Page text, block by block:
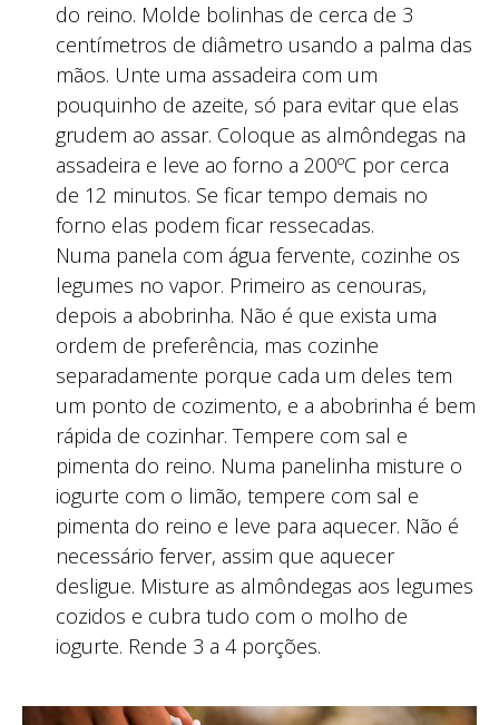
do reino. Molde bolinhas de cerca de 3
centímetros de diâmetro usando a palma das
mãos. Unte uma assadeira com um
pouquinho de azeite, só para evitar que elas
grudem ao assar. Coloque as almôndegas na
assadeira e leve ao forno a 200ºC por cerca
de 12 minutos. Se ficar tempo demais no
forno elas podem ficar ressecadas.
Numa panela com água fervente, cozinhe os
legumes no vapor. Primeiro as cenouras,
depois a abobrinha. Não é que exista uma
ordem de preferência, mas cozinhe
separadamente porque cada um deles tem
um ponto de cozimento, e a abobrinha é bem
rápida de cozinhar. Tempere com sal e
pimenta do reino. Numa panelinha misture o
iogurte com o limão, tempere com sal e
pimenta do reino e leve para aquecer. Não é
necessário ferver, assim que aquecer
desligue. Misture as almôndegas aos legumes
cozidos e cubra tudo com o molho de
iogurte. Rende 3 a 4 porções.